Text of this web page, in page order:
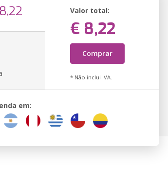
Valor total:
€ 8,22
Comprar
* Não inclui IVA.
em: